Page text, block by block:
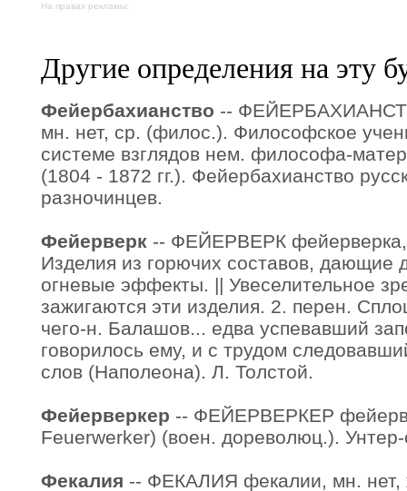
На правах рекламы:
Другие определения на эту
Фейербахианство --
мн. нет, ср. (филос.). Философское
системе взглядов нем. философа-
(1804 - 1872 гг.). Фейербахианство
разночинцев.
Фейерверк -- ФЕЙЕРВЕРК
Изделия из горючих составов, дающие
огневые эффекты. || Увеселительное
зажигаются эти изделия. 2. перен.
чего-н. Балашов... едва успевавший
говорилось ему, и с трудом
слов (Наполеона). Л. Толстой.
Фейерверкер -- ФЕЙЕРВЕРКЕР
Feuerwerker) (воен. дореволюц.).
Фекалия -- ФЕКАЛИЯ фекалии, мн. нет,